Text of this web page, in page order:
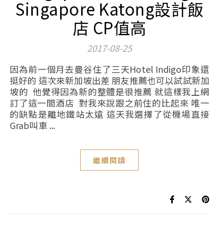
Singapore Katong設計飯
店 CP值高
2017-08-25
因為前一個月去曼谷住了三天Hotel Indigo印象還
挺好的 這次來新加坡出差 朋友推薦也可以試試新加
坡的 他覺得因為新的整體是很推薦 就這樣我上網
訂了這一間酒店 對我來說跟之前住的比起來 唯一
的缺點是離地鐵站太遠 這天我選擇了從機場直接
Grab叫車 ...
繼續閱讀